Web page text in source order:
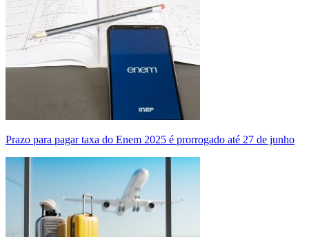
Prazo para pagar taxa do Enem 2025 é prorrogado até 27 de junho